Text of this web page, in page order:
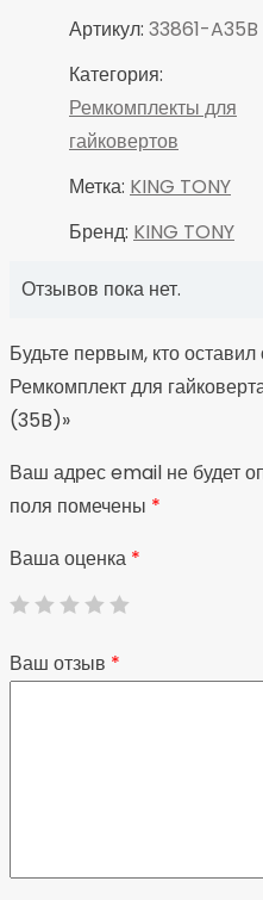
Артикул: 33861-A35B
Категория:
Ремкомплекты для
гайковертов
Метка: KING TONY
Бренд: KING TONY
Отзывов пока нет.
Будьте первым, кто
Ремкомплект для
(35B)»
Ваш адрес email не будет
поля помечены *
Ваша оценка *
Ваш отзыв *